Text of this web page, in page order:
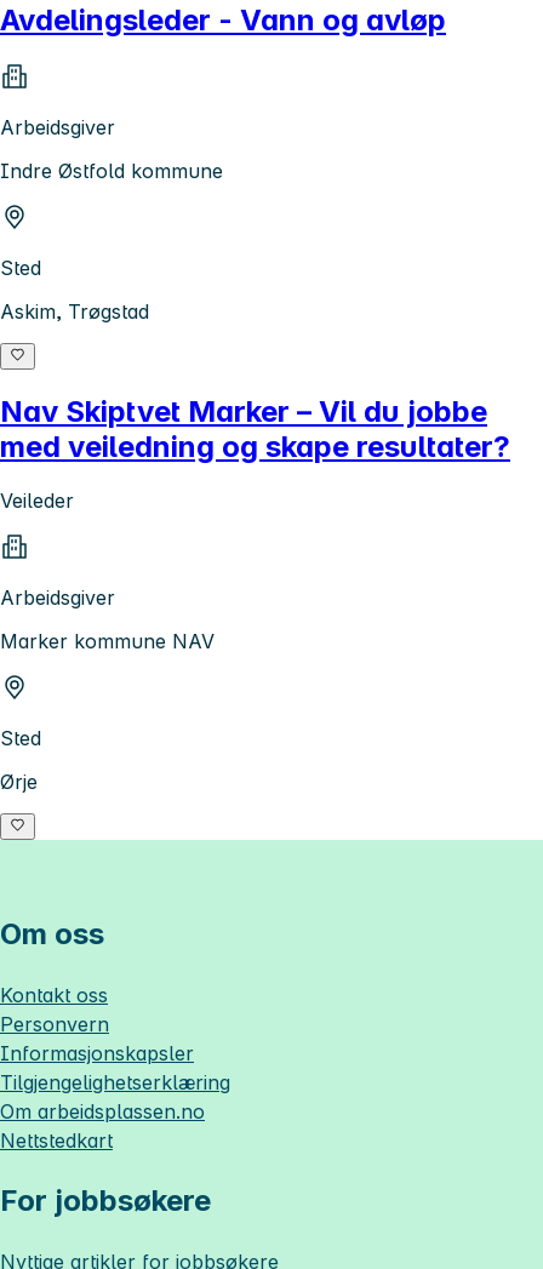
Avdelingsleder - Vann og avløp
Arbeidsgiver
Indre Østfold kommune
Sted
Askim, Trøgstad
Nav Skiptvet Marker – Vil du jobbe
med veiledning og skape resultater?
Veileder
Arbeidsgiver
Marker kommune NAV
Sted
Ørje
Om oss
Kontakt oss
Personvern
Informasjonskapsler
Tilgjengelighetserklæring
Om arbeidsplassen.no
Nettstedkart
For jobbsøkere
Nyttige artikler for jobbsøkere